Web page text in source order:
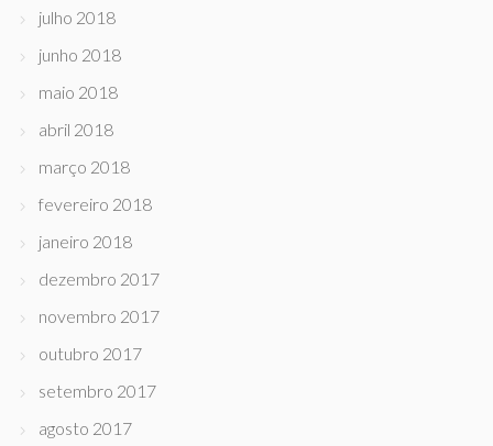
julho 2018
junho 2018
maio 2018
abril 2018
março 2018
fevereiro 2018
janeiro 2018
dezembro 2017
novembro 2017
outubro 2017
setembro 2017
agosto 2017